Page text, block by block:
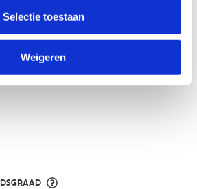
Selectie toestaan
Weigeren
*